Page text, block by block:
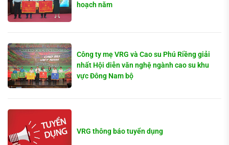
hoạch năm
Công ty mẹ VRG và Cao su Phú Riềng giải
nhất Hội diễn văn nghệ ngành cao su khu
vực Đông Nam bộ
VRG thông báo tuyển dụng